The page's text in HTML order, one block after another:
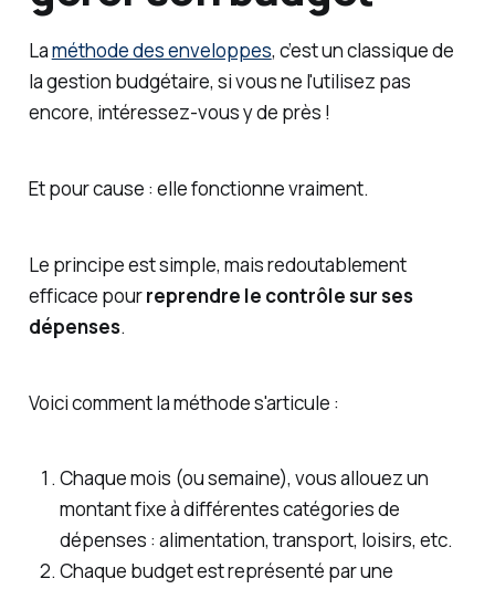
Laméthode des enveloppes, c’est un classique de
la gestion budgétaire, si vous ne l'utilisez pas
encore, intéressez-vous y de près !
Et pour cause : elle fonctionne vraiment.
Le principe est simple, mais redoutablement
efficace pourreprendre le contrôle sur ses
dépenses.
Voici comment la méthode s'articule :
Chaque mois (ou semaine), vous allouez un
montant fixe à différentes catégories de
dépenses : alimentation, transport, loisirs, etc.
Chaque budget est représenté par une